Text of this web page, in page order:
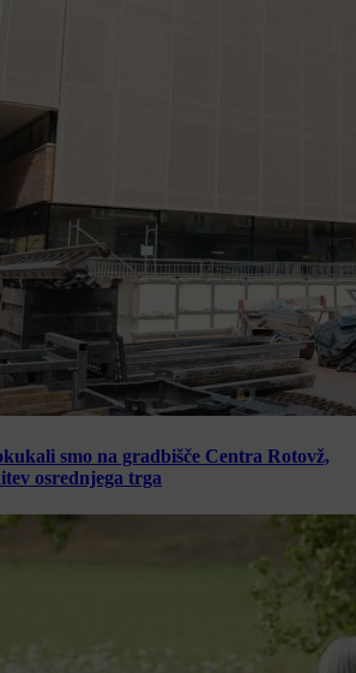
smo na gradbišče Centra Rotovž,
osrednjega trga